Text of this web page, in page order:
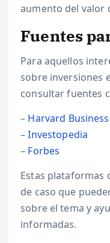
aumento del valor
Fuentes
Para aquellos
sobre inversiones
consultar fuentes
– Harvard
–Investopedia
– Forbes
Estas plataformas
de caso que
sobre el tema y
informadas.